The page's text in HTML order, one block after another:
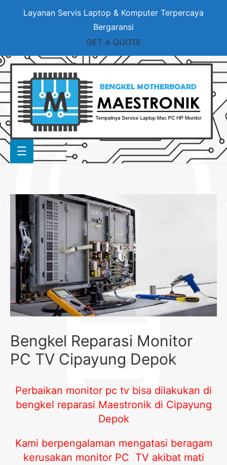
Layanan Servis Laptop & Komputer Terpercaya
Bergaransi
GET A QUOTE
Bengkel Reparasi Monitor
PC TV Cipayung Depok
Perbaikan monitor pc tv bisa dilakukan di
bengkel reparasi Maestronik di Cipayung
Depok
Kami berpengalaman mengatasi beragam
kerusakan monitor PC TV akibat mati